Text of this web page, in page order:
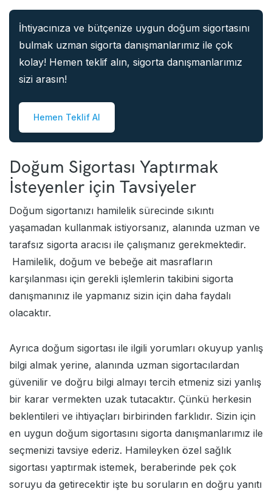
İhtiyacınıza ve bütçenize uygun doğum sigortasını
bulmak uzman sigorta danışmanlarımız ile çok
kolay! Hemen teklif alın, sigorta danışmanlarımız
sizi arasın!
Hemen Teklif Al
Doğum Sigortası Yaptırmak
İsteyenler için Tavsiyeler
Doğum sigortanızı hamilelik sürecinde sıkıntı
yaşamadan kullanmak istiyorsanız, alanında uzman ve
tarafsız sigorta aracısı ile çalışmanız gerekmektedir.
Hamilelik, doğum ve bebeğe ait masrafların
karşılanması için gerekli işlemlerin takibini sigorta
danışmanınız ile yapmanız sizin için daha faydalı
olacaktır.
Ayrıca doğum sigortası ile ilgili yorumları okuyup yanlış
bilgi almak yerine, alanında uzman sigortacılardan
güvenilir ve doğru bilgi almayı tercih etmeniz sizi yanlış
bir karar vermekten uzak tutacaktır. Çünkü herkesin
beklentileri ve ihtiyaçları birbirinden farklıdır. Sizin için
en uygun doğum sigortasını sigorta danışmanlarımız ile
seçmenizi tavsiye ederiz. Hamileyken özel sağlık
sigortası yaptırmak istemek, beraberinde pek çok
soruyu da getirecektir işte bu soruların en doğru yanıtı